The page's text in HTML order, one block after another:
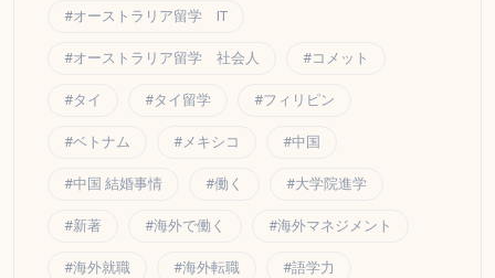
#オーストラリア留学 IT
#オーストラリア留学 社会人 #コメット
#タイ #タイ留学 #フィリピン
#ベトナム #メキシコ #中国
#中国 結婚事情 #働く #大学院進学
#新著 #海外で働く #海外マネジメント
#海外就職 #海外転職 #語学力